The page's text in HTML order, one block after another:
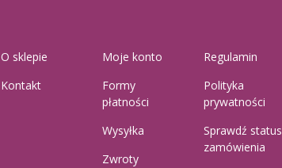
O sklepie
Kontakt
Moje konto
Formy
płatności
Wysyłka
Zwroty
Regulamin
Polityka
prywatności
Sprawdź status
zamówienia